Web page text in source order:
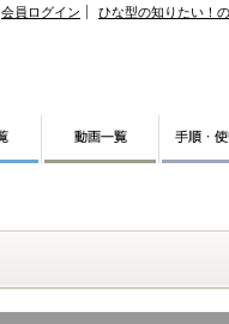
会員ログイン ひな型の知りたい！